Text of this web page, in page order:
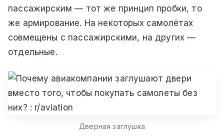
пассажирским — тот же принцип пробки, то
же армирование. На некоторых самолётах
совмещены с пассажирскими, на других —
отдельные.
Дверная заглушка